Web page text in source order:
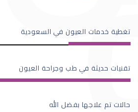
تغطية خدمات العيون في السعودية
تقنيات حديثة في طب وجراحة العيون
حالات تم علاجها بفضل الله